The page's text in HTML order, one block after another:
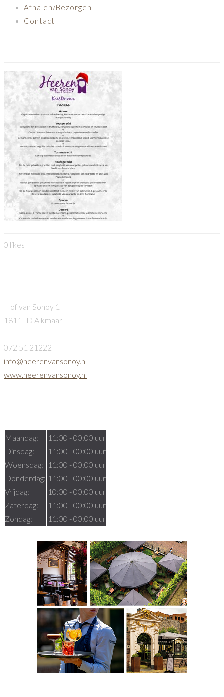
Afhalen/Bezorgen
Contact
0 likes
Hof van Sonoy 1
1811LD Alkmaar
072 51 21222
info@heerenvansonoy.nl
www.heerenvansonoy.nl
Maandag:
Dinsdag:
Woensdag:
Donderdag:
Vrijdag:
Zaterdag:
Zondag:
11:00 - 00:00 uur
11:00 - 00:00 uur
11:00 - 00:00 uur
11:00 - 00:00 uur
10:00 - 00:00 uur
11:00 - 00:00 uur
11:00 - 00:00 uur